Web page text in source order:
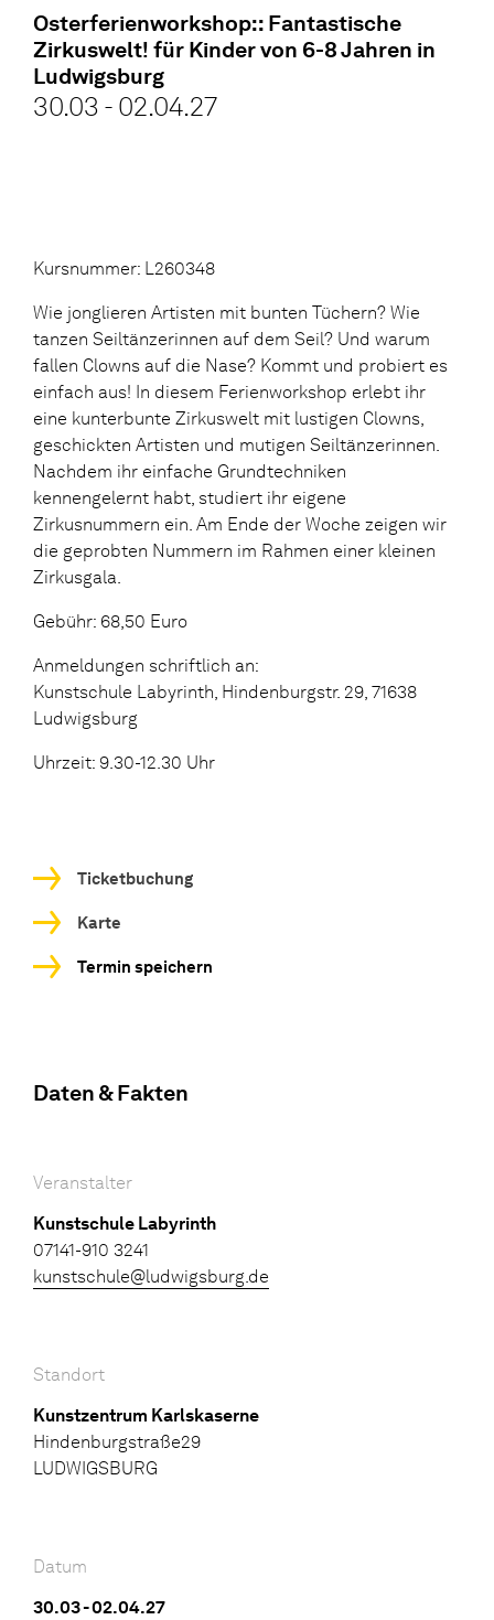
Osterferienworkshop:: Fantastische
Zirkuswelt! für Kinder von 6-8 Jahren in
Ludwigsburg
30.03 - 02.04.27
Kursnummer: L260348
Wie jonglieren Artisten mit bunten Tüchern? Wie
tanzen Seiltänzerinnen auf dem Seil? Und warum
fallen Clowns auf die Nase? Kommt und probiert es
einfach aus! In diesem Ferienworkshop erlebt ihr
eine kunterbunte Zirkuswelt mit lustigen Clowns,
geschickten Artisten und mutigen Seiltänzerinnen.
Nachdem ihr einfache Grundtechniken
kennengelernt habt, studiert ihr eigene
Zirkusnummern ein. Am Ende der Woche zeigen wir
die geprobten Nummern im Rahmen einer kleinen
Zirkusgala.
Gebühr: 68,50 Euro
Anmeldungen schriftlich an:
Kunstschule Labyrinth, Hindenburgstr. 29, 71638
Ludwigsburg
Uhrzeit: 9.30-12.30 Uhr
Ticketbuchung
Karte
Termin speichern
Daten & Fakten
Veranstalter
Kunstschule Labyrinth
07141-910 3241
kunstschule@ludwigsburg.de
Standort
Kunstzentrum Karlskaserne
Hindenburgstraße29
LUDWIGSBURG
Datum
30.03 - 02.04.27